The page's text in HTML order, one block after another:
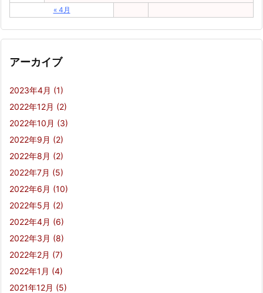
« 4月
アーカイブ
2023年4月 (1)
2022年12月 (2)
2022年10月 (3)
2022年9月 (2)
2022年8月 (2)
2022年7月 (5)
2022年6月 (10)
2022年5月 (2)
2022年4月 (6)
2022年3月 (8)
2022年2月 (7)
2022年1月 (4)
2021年12月 (5)